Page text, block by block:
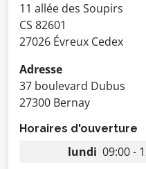
11 allée des Soupirs
CS 82601
27026 Évreux Cedex
Adresse
37 boulevard Dubus
27300 Bernay
Horaires d'ouverture
lundi 09:00 -